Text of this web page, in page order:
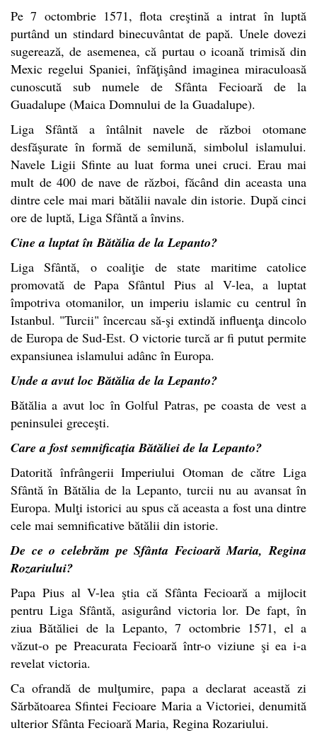
Pe 7 octombrie 1571, flota creştină a intrat în luptă
purtând un stindard binecuvântat de papă. Unele dovezi
sugerează, de asemenea, că purtau o icoană trimisă din
Mexic regelui Spaniei, înfăţişând imaginea miraculoasă
cunoscută sub numele de Sfânta Fecioară de la
Guadalupe (Maica Domnului de la Guadalupe).
Liga Sfântă a întâlnit navele de război otomane
desfăşurate în formă de semilună, simbolul islamului.
Navele Ligii Sfinte au luat forma unei cruci. Erau mai
mult de 400 de nave de război, făcând din aceasta una
dintre cele mai mari bătălii navale din istorie. După cinci
ore de luptă, Liga Sfântă a învins.
Cine a luptat în Bătălia de la Lepanto?
Liga Sfântă, o coaliţie de state maritime catolice
promovată de Papa Sfântul Pius al V-lea, a luptat
împotriva otomanilor, un imperiu islamic cu centrul în
Istanbul. "Turcii" încercau să-şi extindă influenţa dincolo
de Europa de Sud-Est. O victorie turcă ar fi putut permite
expansiunea islamului adânc în Europa.
Unde a avut loc Bătălia de la Lepanto?
Bătălia a avut loc în Golful Patras, pe coasta de vest a
peninsulei greceşti.
Care a fost semnificaţia Bătăliei de la Lepanto?
Datorită înfrângerii Imperiului Otoman de către Liga
Sfântă în Bătălia de la Lepanto, turcii nu au avansat în
Europa. Mulţi istorici au spus că aceasta a fost una dintre
cele mai semnificative bătălii din istorie.
De ce o celebrăm pe Sfânta Fecioară Maria, Regina
Rozariului?
Papa Pius al V-lea ştia că Sfânta Fecioară a mijlocit
pentru Liga Sfântă, asigurând victoria lor. De fapt, în
ziua Bătăliei de la Lepanto, 7 octombrie 1571, el a
văzut-o pe Preacurata Fecioară într-o viziune şi ea i-a
revelat victoria.
Ca ofrandă de mulţumire, papa a declarat această zi
Sărbătoarea Sfintei Fecioare Maria a Victoriei, denumită
ulterior Sfânta Fecioară Maria, Regina Rozariului.